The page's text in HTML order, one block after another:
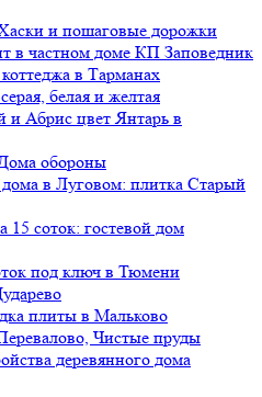
и пошаговые дорожки
в частном доме КП Заповедник
в Тарманах
белая и желтая
и Абрис цвет Янтарь в
обороны
дома в Луговом: плитка Старый
соток: гостевой дом
под ключ в Тюмени
плиты в Мальково
Чистые пруды
деревянного дома